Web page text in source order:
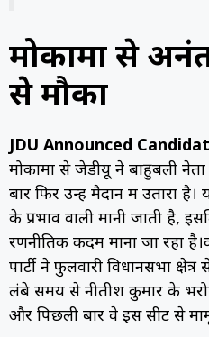
मोकामा से
से मौका
JDU Announced
मोकामा से जेडीयू ने बाहुबली
बार फिर उन्हें मैदान में उतारा
के प्रभाव वाली मानी जाती है,
रणनीतिक कदम माना जा रहा
पार्टी ने फुलवारी विधानसभा
लंबे समय से नीतीश कुमार के
और पिछली बार वे इस सीट से